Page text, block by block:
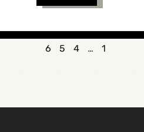
1
…
4
5
6